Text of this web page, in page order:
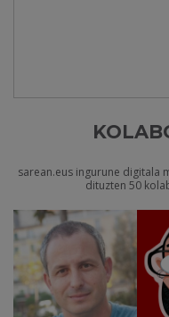
sarean.eus ingurune digitala
dituzten 50